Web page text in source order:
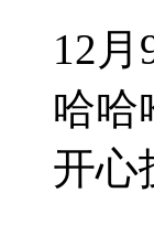
12
哈哈
开心